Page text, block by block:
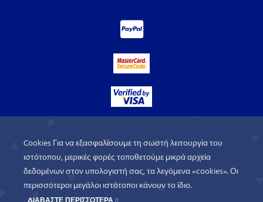
Cookies Για να εξασφαλίσουμε τη σωστή λειτουργία του
ιστότοπου, μερικές φορές τοποθετούμε μικρά αρχεία
δεδομένων στον υπολογιστή σας, τα λεγόμενα «cookies». Οι
περισσότεροι μεγάλοι ιστότοποι κάνουν το ίδιο.
ΔΙΑΒΑΣΤΕ ΠΕΡΙΣΣΟΤΕΡΑ